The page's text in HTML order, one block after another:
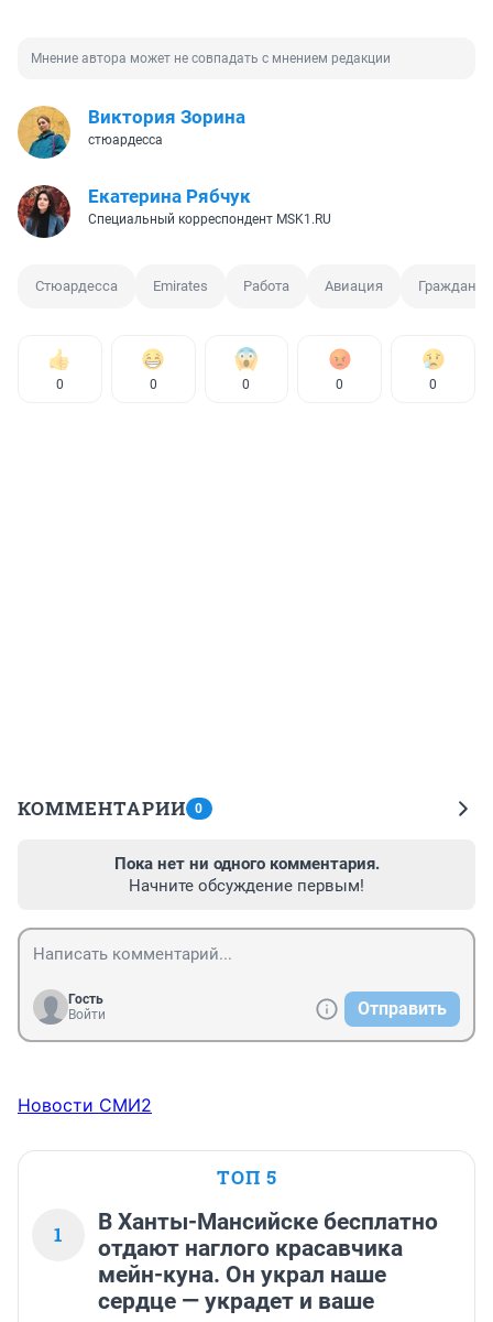
Мнение автора может не совпадать с мнением редакции
Виктория Зорина
стюардесса
Екатерина Рябчук
Специальный корреспондент MSK1.RU
Стюардесса Emirates Работа Авиация
0 0 0 0 0
КОММЕНТАРИИ 0
Пока нет ни одного комментария.
Начните обсуждение первым!
Гость
Войти
Отправить
Новости СМИ2
ТОП 5
1
В Ханты-Мансийске бесплатно
отдают наглого красавчика
мейн-куна. Он украл наше
сердце — украдет и ваше